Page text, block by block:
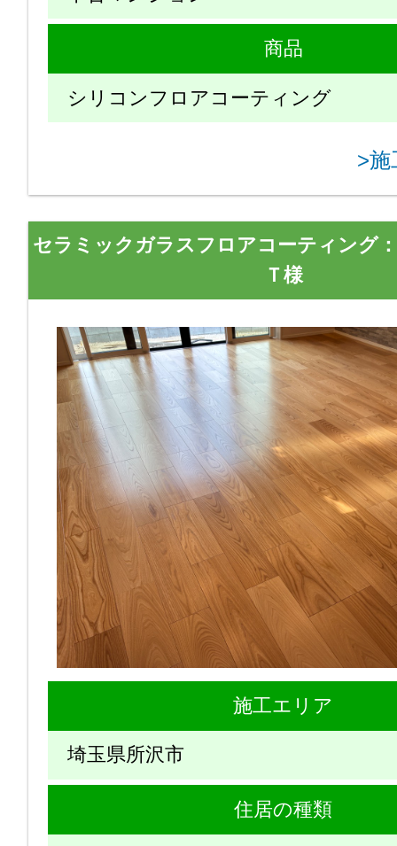
商品
シリコンフロアコーティング
>施
セラミックガラスフロアコーティング
Ｔ様
施工エリア
埼玉県所沢市
住居の種類